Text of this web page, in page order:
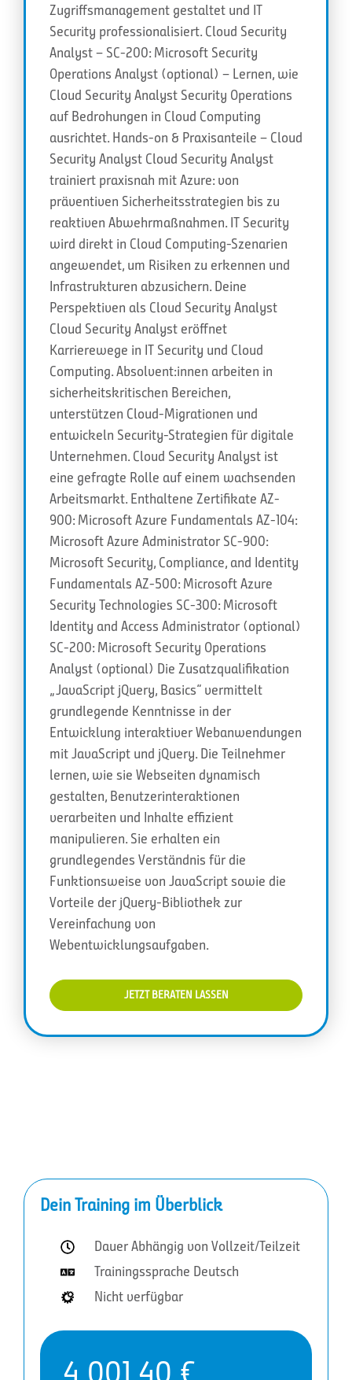
Zugriffsmanagement gestaltet und IT
Security professionalisiert. Cloud Security
Analyst – SC-200: Microsoft Security
Operations Analyst (optional) – Lernen, wie
Cloud Security Analyst Security Operations
auf Bedrohungen in Cloud Computing
ausrichtet. Hands-on & Praxisanteile – Cloud
Security Analyst Cloud Security Analyst
trainiert praxisnah mit Azure: von
präventiven Sicherheitsstrategien bis zu
reaktiven Abwehrmaßnahmen. IT Security
wird direkt in Cloud Computing-Szenarien
angewendet, um Risiken zu erkennen und
Infrastrukturen abzusichern. Deine
Perspektiven als Cloud Security Analyst
Cloud Security Analyst eröffnet
Karrierewege in IT Security und Cloud
Computing. Absolvent:innen arbeiten in
sicherheitskritischen Bereichen,
unterstützen Cloud-Migrationen und
entwickeln Security-Strategien für digitale
Unternehmen. Cloud Security Analyst ist
eine gefragte Rolle auf einem wachsenden
Arbeitsmarkt. Enthaltene Zertifikate AZ-
900: Microsoft Azure Fundamentals AZ-104:
Microsoft Azure Administrator SC-900:
Microsoft Security, Compliance, and Identity
Fundamentals AZ-500: Microsoft Azure
Security Technologies SC-300: Microsoft
Identity and Access Administrator (optional)
SC-200: Microsoft Security Operations
Analyst (optional) Die Zusatzqualifikation
„JavaScript jQuery, Basics“ vermittelt
grundlegende Kenntnisse in der
Entwicklung interaktiver Webanwendungen
mit JavaScript und jQuery. Die Teilnehmer
lernen, wie sie Webseiten dynamisch
gestalten, Benutzerinteraktionen
verarbeiten und Inhalte effizient
manipulieren. Sie erhalten ein
grundlegendes Verständnis für die
Funktionsweise von JavaScript sowie die
Vorteile der jQuery-Bibliothek zur
Vereinfachung von
Webentwicklungsaufgaben.
JETZT BERATEN LASSEN
Dein Training im Überblick
Dauer Abhängig von Vollzeit/Teilzeit
Trainingssprache Deutsch
Nicht verfügbar
4.001,40 €